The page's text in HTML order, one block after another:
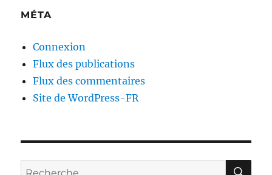
MÉTA
Connexion
Flux des publications
Flux des commentaires
Site de WordPress-FR
Recherche